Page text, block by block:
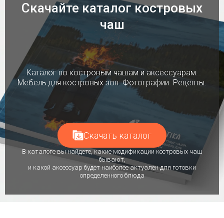
Скачайте каталог костровых
чаш
Каталог по костровым чашам и аксессуарам.
Мебель для костровых зон. Фотографии. Рецепты.
Скачать каталог
В каталоге вы найдете, какие модификации костровых чаш
бывают,
и какой аксессуар будет наиболее актуален для готовки
определенного блюда